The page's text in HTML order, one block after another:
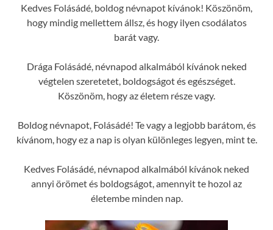
Kedves Folásádé, boldog névnapot kívánok! Köszönöm,
hogy mindig mellettem állsz, és hogy ilyen csodálatos
barát vagy.
Drága Folásádé, névnapod alkalmából kívánok neked
végtelen szeretetet, boldogságot és egészséget.
Köszönöm, hogy az életem része vagy.
Boldog névnapot, Folásádé! Te vagy a legjobb barátom, és
kívánom, hogy ez a nap is olyan különleges legyen, mint te.
Kedves Folásádé, névnapod alkalmából kívánok neked
annyi örömet és boldogságot, amennyit te hozol az
életembe minden nap.